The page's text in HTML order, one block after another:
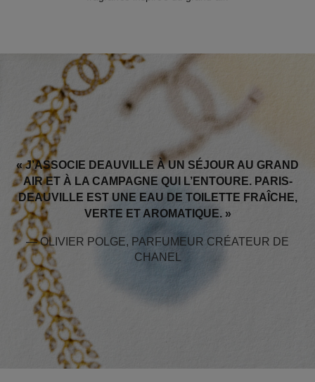
« J’ASSOCIE DEAUVILLE À UN SÉJOUR AU GRAND
AIR ET À LA CAMPAGNE QUI L’ENTOURE. PARIS-
DEAUVILLE EST UNE EAU DE TOILETTE FRAÎCHE,
VERTE ET AROMATIQUE. »
— OLIVIER POLGE, PARFUMEUR CRÉATEUR DE
CHANEL